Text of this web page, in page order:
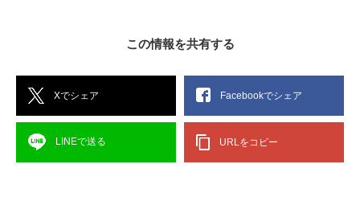
この情報を共有する
Xでシェア Facebookでシェア
LINEで送る URLをコピー